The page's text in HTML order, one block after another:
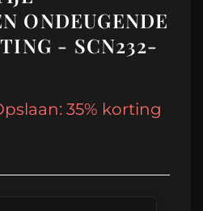
ONDEUGENDE
- SCN232-
35% korting